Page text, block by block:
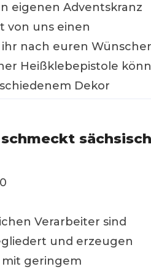
eigenen Adventskranz
von uns einen
nach euren
Heißklebepistole
Dekor
sächsisch
Verarbeiter sind
und erzeugen
geringem